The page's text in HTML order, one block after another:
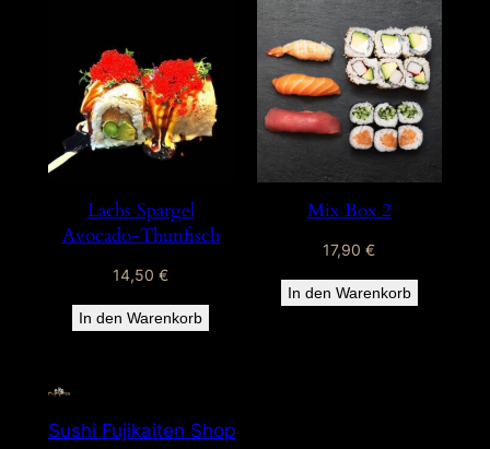
Lachs Spargel
Avocado-Thunfisch
14,50€
In den Warenkorb
Mix Box 2
17,90€
In den Warenkorb
Sushi Fujikaiten Shop